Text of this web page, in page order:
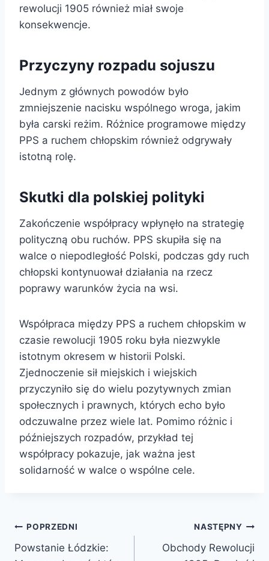
rewolucji 1905 również miał swoje
konsekwencje.
Przyczyny rozpadu sojuszu
Jednym z głównych powodów było
zmniejszenie nacisku wspólnego wroga, jakim
była carski reżim. Różnice programowe między
PPS a ruchem chłopskim również odgrywały
istotną rolę.
Skutki dla polskiej polityki
Zakończenie współpracy wpłynęło na strategię
polityczną obu ruchów. PPS skupiła się na
walce o niepodległość Polski, podczas gdy ruch
chłopski kontynuował działania na rzecz
poprawy warunków życia na wsi.
Współpraca między PPS a ruchem chłopskim w
czasie rewolucji 1905 roku była niezwykle
istotnym okresem w historii Polski.
Zjednoczenie sił miejskich i wiejskich
przyczyniło się do wielu pozytywnych zmian
społecznych i prawnych, których echo było
odczuwalne przez wiele lat. Pomimo różnic i
późniejszych rozpadów, przykład tej
współpracy pokazuje, jak ważna jest
solidarność w walce o wspólne cele.
Nawigacja
wpisu
POPRZEDNI
Powstanie Łódzkie:
NASTĘPNY
Obchody Rewolucji